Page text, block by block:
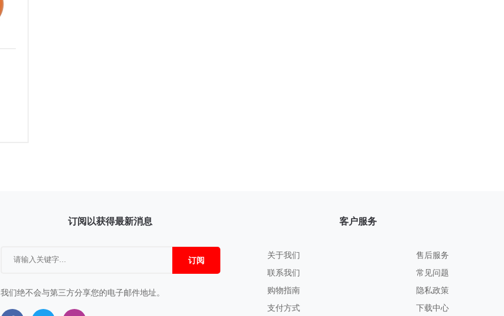
订阅以获得最新消息
订阅
我们绝不会与第三方分享您的电子邮件地址。
客户服务
关于我们
联系我们
购物指南
支付方式
售后服务
常见问题
隐私政策
下载中心